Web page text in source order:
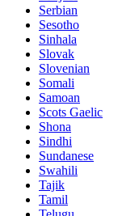
Serbian
Sesotho
Sinhala
Slovak
Slovenian
Somali
Samoan
Scots Gaelic
Shona
Sindhi
Sundanese
Swahili
Tajik
Tamil